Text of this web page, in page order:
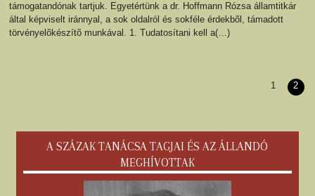
támogatandónak tartjuk. Egyetértünk a dr. Hoffmann Rózsa államtitkár
által képviselt iránnyal, a sok oldalról és sokféle érdekbõl, támadott
törvényelõkészítõ munkával. 1. Tudatosítani kell a(…)
1 2
A SZÁZAK TANÁCSA TAGJAI ÉS AZ ÁLLANDÓ
MEGHÍVOTTAK